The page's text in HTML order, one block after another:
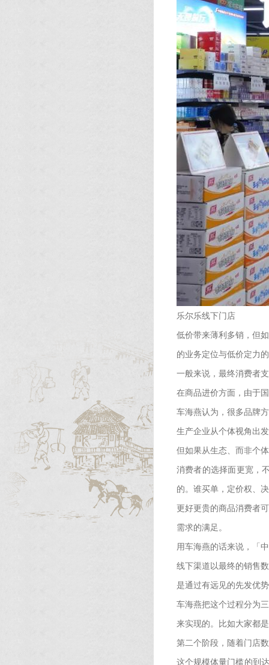
乐尔乐线下门店
低价带来薄利多销，但
的业务定位与低价定力
一般来说，最终消费者
在商品进价方面，由于
车海燕认为，很多品牌
生产企业从个体视角出
但如果从生态、而非个
消费者的选择面更宽，
的。谁买单，定价权、
更好更贵的商品消费者
需求的满足。
用车海燕的话来说，「
线下渠道以最终的销售
是通过有远见的先发优
车海燕把这个过程分为
来实现的。比如大家都
第二个阶段，随着门店
这个规模体量门槛的到